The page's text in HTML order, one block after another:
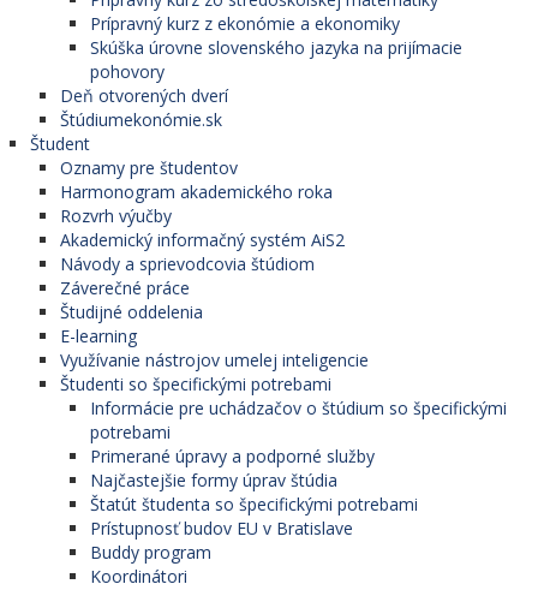
Prípravný kurz z ekonómie a ekonomiky
Skúška úrovne slovenského jazyka na prijímacie
pohovory
Deň otvorených dverí
Štúdiumekonómie.sk
Študent
Oznamy pre študentov
Harmonogram akademického roka
Rozvrh výučby
Akademický informačný systém AiS2
Návody a sprievodcovia štúdiom
Záverečné práce
Študijné oddelenia
E-learning
Využívanie nástrojov umelej inteligencie
Študenti so špecifickými potrebami
Informácie pre uchádzačov o štúdium so špecifickými
potrebami
Primerané úpravy a podporné služby
Najčastejšie formy úprav štúdia
Štatút študenta so špecifickými potrebami
Prístupnosť budov EU v Bratislave
Buddy program
Koordinátori